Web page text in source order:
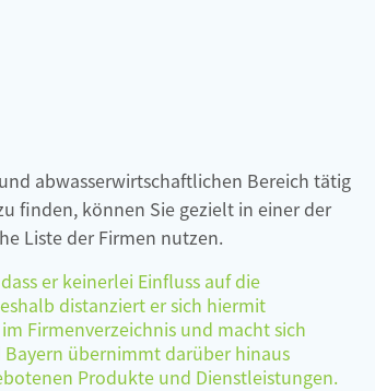
abwasserwirtschaftlichen Bereich tätig
finden, können Sie gezielt in einer der
Liste der Firmen nutzen.
er keinerlei Einfluss auf die
distanziert er sich hiermit
Firmenverzeichnis und macht sich
Bayern übernimmt darüber hinaus
Produkte und Dienstleistungen.